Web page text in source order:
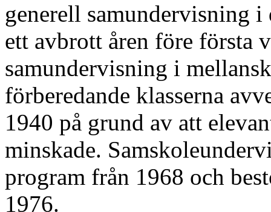
generell samundervisning i
ett avbrott åren före första
samundervisning i
förberedande klasserna
1940 på grund av att
minskade.
program från 1968 och
1976.